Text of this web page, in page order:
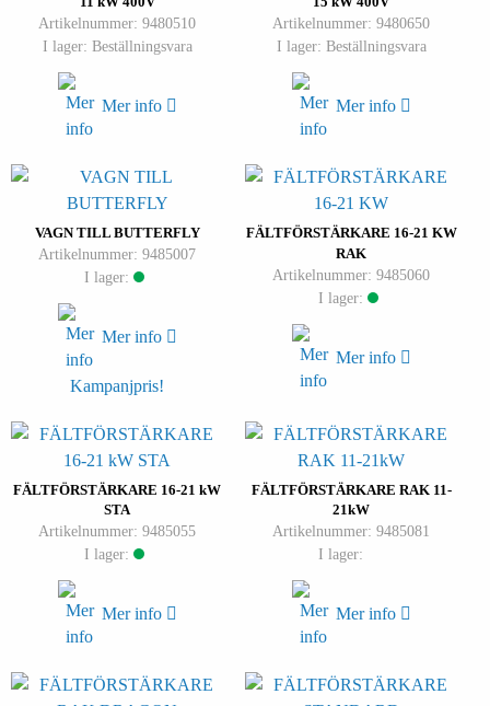
Artikelnummer: 9480510
I lager: Beställningsvara
Mer info
Artikelnummer: 9480650
I lager: Beställningsvara
Mer info
VAGN TILL BUTTERFLY
Artikelnummer: 9485007
I lager:
Mer info
Kampanjpris!
FÄLTFÖRSTÄRKARE 16-21 KW
RAK
Artikelnummer: 9485060
I lager:
Mer info
FÄLTFÖRSTÄRKARE 16-21 kW
STA
Artikelnummer: 9485055
I lager:
Mer info
FÄLTFÖRSTÄRKARE RAK 11-
21kW
Artikelnummer: 9485081
I lager:
Mer info